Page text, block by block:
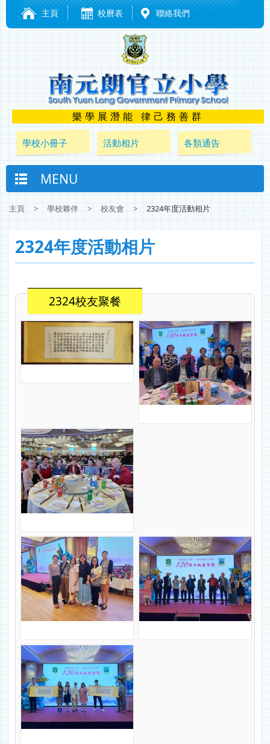
主頁 校曆表 聯絡我們
樂學展潛能 律己務善群
學校小冊子 活動相片 各類通告
MENU
主頁 > 學校夥伴 > 校友會 > 2324年度活動相片
2324年度活動相片
2324校友聚餐